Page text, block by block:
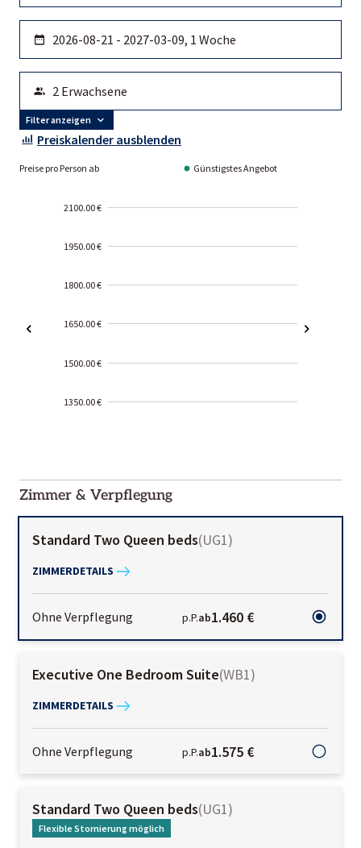
Filter anzeigen
Preiskalender ausblenden
Preise pro Person ab Günstigstes Angebot
2100.00 €
1950.00 €
1800.00 €
1650.00 €
1500.00 €
1350.00 €
01-02
Zimmer & Verpflegung
Standard Two Queen beds(UG1)
ZIMMERDETAILS
Ohne Verpflegung p.P.ab1.460 €
Executive One Bedroom Suite(WB1)
ZIMMERDETAILS
Ohne Verpflegung p.P.ab1.575 €
Standard Two Queen beds(UG1)
Flexible Stornierung möglich